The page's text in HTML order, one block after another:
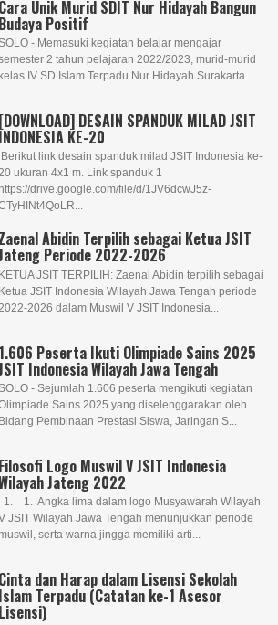
Cara Unik Murid SDIT Nur Hidayah Bangun
Budaya Positif
- Memasuki kegiatan belajar mengajar
2 tahun pelajaran 2022/2023, murid-murid
kelas IV SD Islam Terpadu Nur Hidayah Surakarta...
[DOWNLOAD] DESAIN SPANDUK MILAD JSIT
INDONESIA KE-20
Berikut link desain spanduk milad JSIT Indonesia ke-
20 ukuran 4x1 m. Link spanduk 1
https://drive.google.com/file/d/1JV6dcwJ5z-
Zaenal Abidin Terpilih sebagai Ketua JSIT
Periode 2022-2026
KETUA JSIT TERPILIH: Zaenal Abidin terpilih sebagai
Ketua JSIT Indonesia Wilayah Jawa Tengah periode
2022-2026 dalam Muswil V JSIT Indonesia...
1.606 Peserta Ikuti Olimpiade Sains 2025
Indonesia Wilayah Jawa Tengah
- Sejumlah 1.606 peserta mengikuti kegiatan
Sains 2025 yang diselenggarakan oleh
Bidang Pembinaan Prestasi Siswa, Jaringan S...
Filosofi Logo Muswil V JSIT Indonesia
Jateng 2022
1. 1. Angka lima dalam logo Musyawarah Wilayah
JSIT Wilayah Jawa Tengah menunjukkan periode
serta warna jingga memiliki arti...
Cinta dan Harap dalam Lisensi Sekolah
Islam Terpadu (Catatan ke-1 Asesor
Lisensi)